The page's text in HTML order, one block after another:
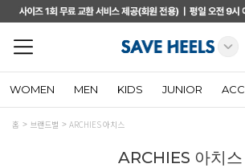
WOMEN MEN KIDS JUNIOR ACC
홈 브랜드별 ARCHIES 아치스
ARCHIES 아치스